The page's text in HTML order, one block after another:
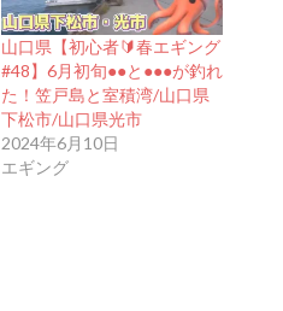
山口県【初心者🔰春エギング
#48】6月初旬●●と●●●が釣れ
た！笠戸島と室積湾/山口県
下松市/山口県光市
2024年6月10日
エギング